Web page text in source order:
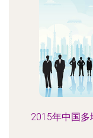
2015年中国